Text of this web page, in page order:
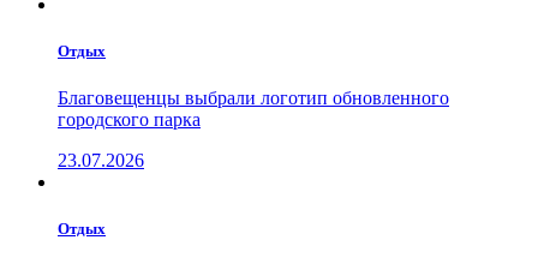
Отдых
Благовещенцы выбрали логотип обновленного
городского парка
23.07.2026
Отдых